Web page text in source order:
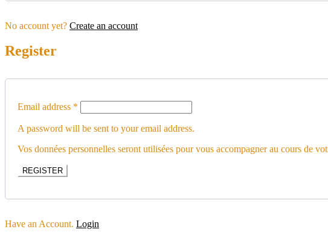
No account yet? Create an account
Register
Email address *
A password will be sent to your email address.
Vos données personnelles seront utilisées pour vous accompagner au cours de
REGISTER
Have an Account. Login